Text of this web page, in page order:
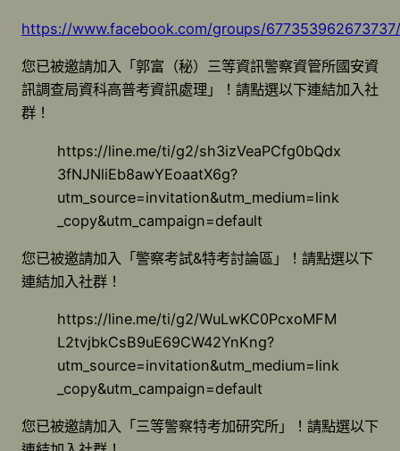
https://www.facebook.com/groups/
您已被邀請加入「郭富（秘）三等資訊警察資管所國安資
訊調查局資科高普考資訊處理」！請點選以下連結加入社
群！
https://line.me/ti/g2/sh3izVeaPCfg0bQdx
3fNJNliEb8awYEoaatX6g?
utm_source=invitation&utm_medium=link
_copy&utm_campaign=default
您已被邀請加入「警察考試&特考討論區」！請點選以下
連結加入社群！
https://line.me/ti/g2/WuLwKC0PcxoMFM
L2tvjbkCsB9uE69CW42YnKng?
utm_source=invitation&utm_medium=link
_copy&utm_campaign=default
您已被邀請加入「三等警察特考加研究所」！請點選以下